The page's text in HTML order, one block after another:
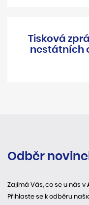
Tisková
nestátních
Odběr
Zajímá Vás, co se u nás v
Přihlaste se k odběru